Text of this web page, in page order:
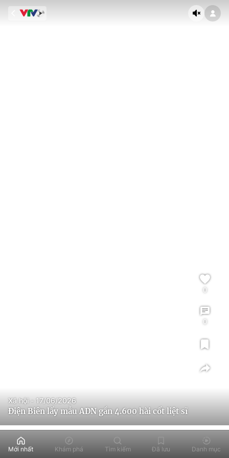
Điện Biên lấy mẫu ADN gần 4.600 hài cốt liệt sĩ
Xã hội - 17/06/2026
0
0
Mới nhất Khám phá Tìm kiếm Đã lưu Danh mục